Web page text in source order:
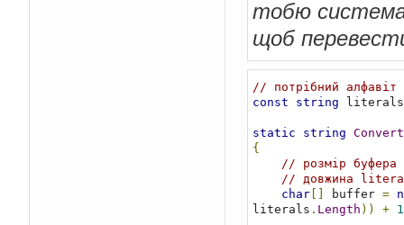
тобю система
щоб
// потрібний алфавіт
const
string
static string
{
// розмір буфера
// довжина
char[] buffer =
literals . Length )) + 1